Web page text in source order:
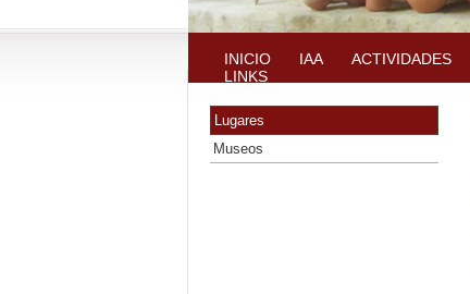
INICIO IAA ACTIVIDADES
LINKS
Lugares
Museos